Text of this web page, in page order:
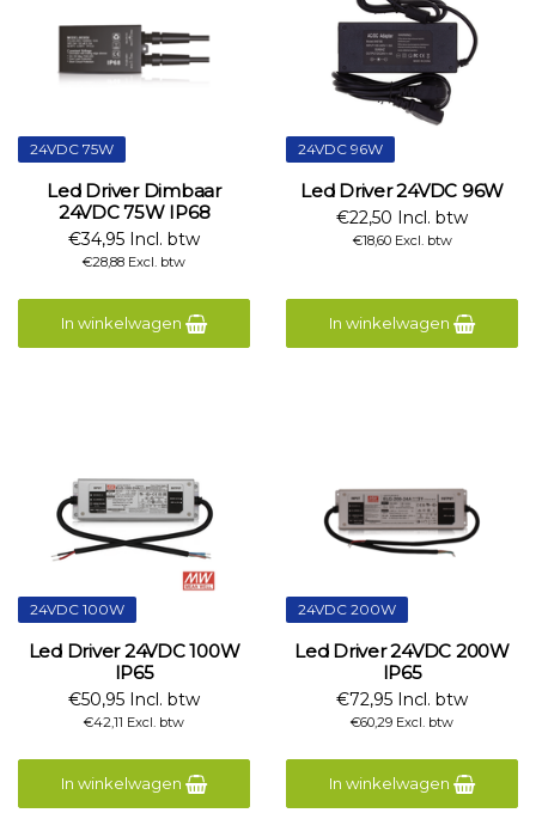
24VDC 75W
Led Driver Dimbaar
24VDC 75W IP68
€34,95 Incl. btw
€28,88 Excl. btw
In winkelwagen
24VDC 96W
Led Driver 24VDC 96W
€22,50 Incl. btw
€18,60 Excl. btw
In winkelwagen
24VDC 100W
Led Driver 24VDC 100W
IP65
€50,95 Incl. btw
€42,11 Excl. btw
In winkelwagen
24VDC 200W
Led Driver 24VDC 200W
IP65
€72,95 Incl. btw
€60,29 Excl. btw
In winkelwagen